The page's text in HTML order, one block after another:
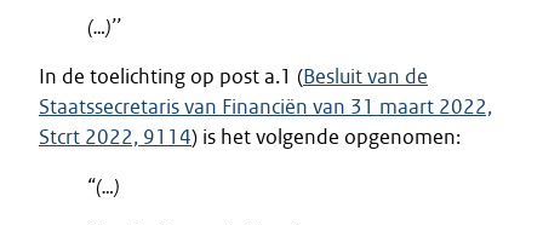
(…)’’
In de toelichting op post a.1 (Besluit van de
Staatssecretaris van Financiën van 31 maart 2022,
Stcrt 2022, 9114) is het volgende opgenomen:
“(…)